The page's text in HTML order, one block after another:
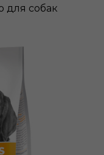
для собак